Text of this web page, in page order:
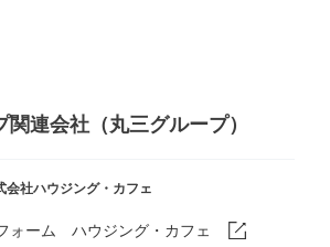
関連会社（丸三グループ）
会社ハウジング・カフェ
ォーム ハウジング・カフェ